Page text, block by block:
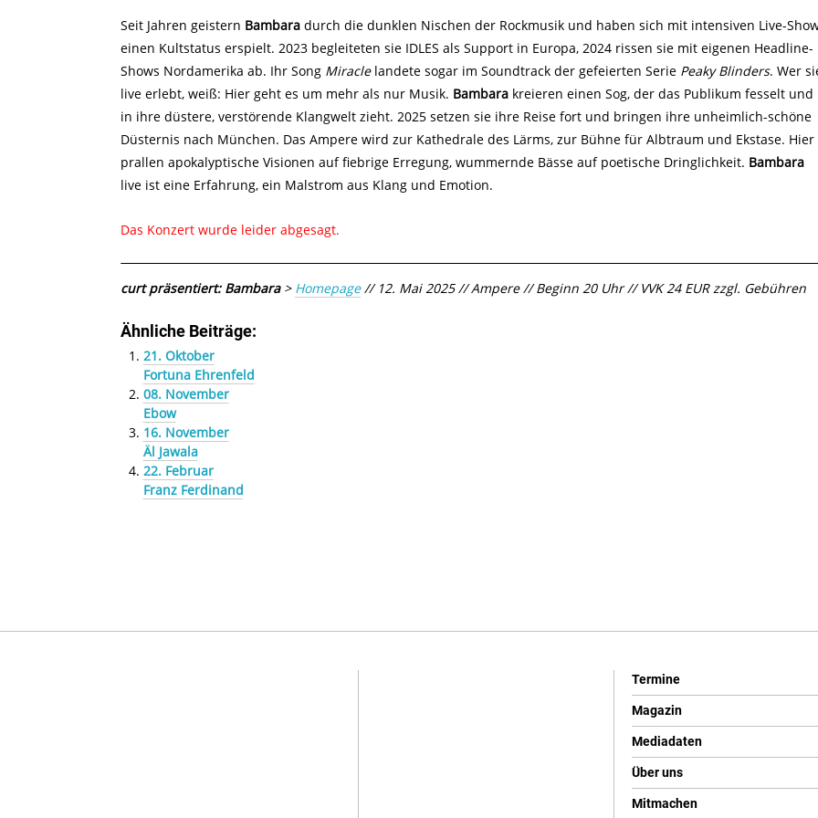
Seit Jahren geistern Bambara durch die dunklen Nischen der Rockmusik und haben sich mit intensiven Live-
einen Kultstatus erspielt. 2023 begleiteten sie IDLES als Support in Europa, 2024 rissen sie mit eigenen Headline-
Shows Nordamerika ab. Ihr Song Miraclelandete sogar im Soundtrack der gefeierten Serie Peaky Blinders. Wer
live erlebt, weiß: Hier geht es um mehr als nur Musik. Bambara kreieren einen Sog, der das Publikum fesselt und
in ihre düstere, verstörende Klangwelt zieht. 2025 setzen sie ihre Reise fort und bringen ihre unheimlich-schöne
Düsternis nach München. Das Ampere wird zur Kathedrale des Lärms, zur Bühne für Albtraum und Ekstase. Hier
prallen apokalyptische Visionen auf fiebrige Erregung, wummernde Bässe auf poetische Dringlichkeit. Bambara
live ist eine Erfahrung, ein Malstrom aus Klang und Emotion.
Das Konzert wurde leider abgesagt.
curt präsentiert: Bambara> Homepage// 12. Mai 2025 // Ampere // Beginn 20 Uhr // VVK 24 EUR zzgl. Gebühren
Ähnliche Beiträge:
21. Oktober
Fortuna Ehrenfeld
08. November
Ebow
16. November
Äl Jawala
22. Februar
Franz Ferdinand
Termine
Magazin
Mediadaten
Über uns
Mitmachen